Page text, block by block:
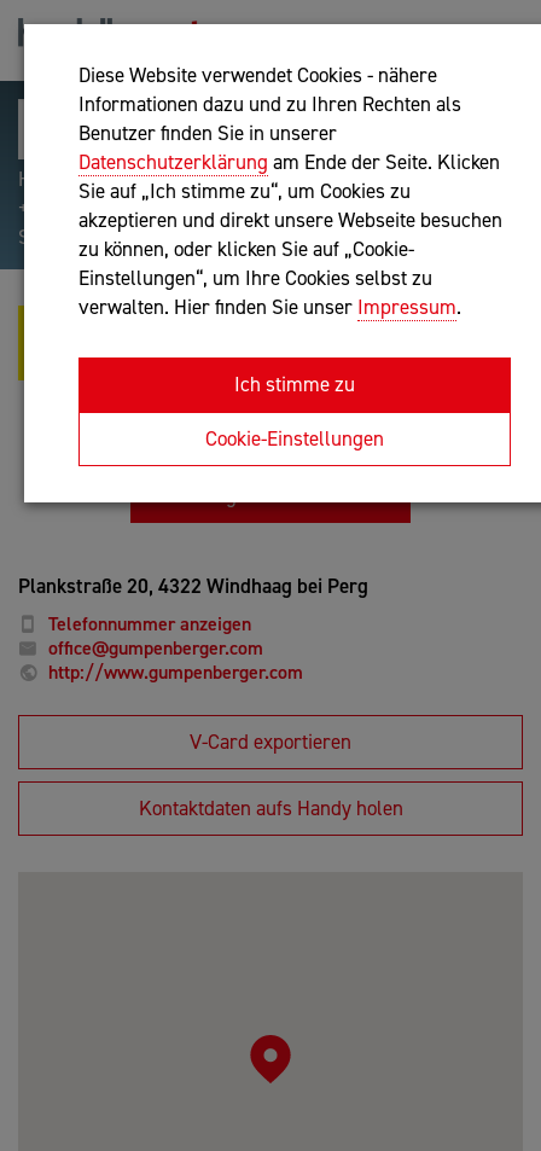
Diese Website verwendet Cookies - nähere
Informationen dazu und zu Ihren Rechten als
Benutzer finden Sie in unserer
Datenschutzerklärung am Ende der Seite. Klicken
Sie auf „Ich stimme zu“, um Cookies zu
akzeptieren und direkt unsere Webseite besuchen
zu können, oder klicken Sie auf „Cookie-
Einstellungen“, um Ihre Cookies selbst zu
verwalten. Hier finden Sie unser Impressum.
Ich stimme zu
Cookie-Einstellungen
Hilfreiche Suchparameter: Begriff einschließen:
+webshop, Begriff ausschließen: -webshop, Exakter
Suchbegriff: "internet of things"
MANUEL LUDWIG
GUMPENBERGER, MBA
Personalverrechner nach BibuG, Unternehmensberatung,
Buchhaltung nach BibuG
Plankstraße 20, 4322 Windhaag bei Perg
Telefonnummer anzeigen
office@gumpenberger.com
http://www.gumpenberger.com
V-Card exportieren
Kontaktdaten aufs Handy holen